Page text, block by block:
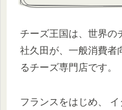
チーズ王国は、世界の
社久田が、一般消費者
るチーズ専門店です。
フランスをはじめ、